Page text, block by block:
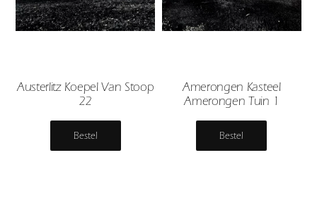
Austerlitz Koepel Van Stoop
22
Bestel
Amerongen Kasteel
Amerongen Tuin 1
Bestel